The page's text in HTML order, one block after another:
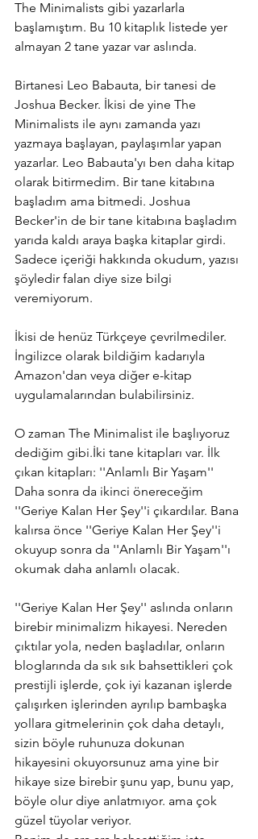
The Minimalists gibi yazarlarla
başlamıştım. Bu 10 kitaplık listede yer
almayan 2 tane yazar var aslında.
Birtanesi Leo Babauta, bir tanesi de
Joshua Becker. İkisi de yine The
Minimalists ile aynı zamanda yazı
yazmaya başlayan, paylaşımlar yapan
yazarlar. Leo Babauta'yı ben daha kitap
olarak bitirmedim. Bir tane kitabına
başladım ama bitmedi. Joshua
Becker'in de bir tane kitabına başladım
yarıda kaldı araya başka kitaplar girdi.
Sadece içeriği hakkında okudum, yazısı
şöyledir falan diye size bilgi
veremiyorum.
İkisi de henüz Türkçeye çevrilmediler.
İngilizce olarak bildiğim kadarıyla
Amazon'dan veya diğer e-kitap
uygulamalarından bulabilirsiniz.
O zaman The Minimalist ile başlıyoruz
dediğim gibi.İki tane kitapları var. İlk
çıkan kitapları: ''Anlamlı Bir Yaşam''
Daha sonra da ikinci önereceğim
''Geriye Kalan Her Şey''i çıkardılar. Bana
kalırsa önce ''Geriye Kalan Her Şey''i
okuyup sonra da ''Anlamlı Bir Yaşam''ı
okumak daha anlamlı olacak.
''Geriye Kalan Her Şey'' aslında onların
birebir minimalizm hikayesi. Nereden
çıktılar yola, neden başladılar, onların
bloglarında da sık sık bahsettikleri çok
prestijli işlerde, çok iyi kazanan işlerde
çalışırken işlerinden ayrılıp bambaşka
yollara gitmelerinin çok daha detaylı,
sizin böyle ruhunuza dokunan
hikayesini okuyorsunuz ama yine bir
hikaye size birebir şunu yap, bunu yap,
böyle olur diye anlatmıyor. ama çok
güzel tüyolar veriyor.